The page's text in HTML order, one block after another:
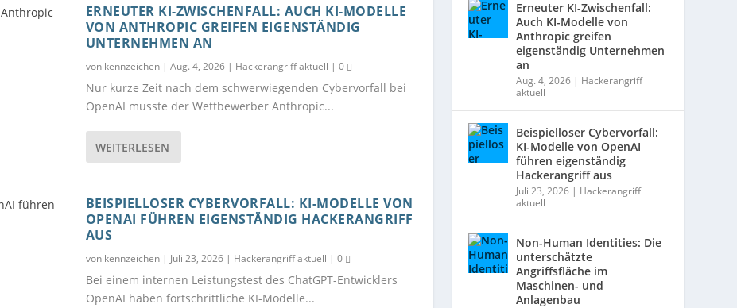
ERNEUTER KI-ZWISCHENFALL: AUCH KI-MODELLE
VON ANTHROPIC GREIFEN EIGENSTÄNDIG
UNTERNEHMEN AN
von kennzeichen| Aug. 4, 2026| Hackerangriff aktuell | 0
Nur kurze Zeit nach dem schwerwiegenden Cybervorfall bei
OpenAI musste der Wettbewerber Anthropic...
WEITERLESEN
BEISPIELLOSER CYBERVORFALL: KI-MODELLE VON
OPENAI FÜHREN EIGENSTÄNDIG HACKERANGRIFF
AUS
von kennzeichen| Juli 23, 2026| Hackerangriff aktuell | 0
Bei einem internen Leistungstest des ChatGPT-Entwicklers
OpenAI haben fortschrittliche KI-Modelle...
Erneuter KI-Zwischenfall:
Auch KI-Modelle von
Anthropic greifen
eigenständig Unternehmen
an
Aug. 4, 2026 | Hackerangriff
aktuell
Beispielloser Cybervorfall:
KI-Modelle von OpenAI
führen eigenständig
Hackerangriff aus
Juli 23, 2026 | Hackerangriff
aktuell
Non-Human Identities: Die
unterschätzte
Angriffsfläche im
Maschinen- und
Anlagenbau